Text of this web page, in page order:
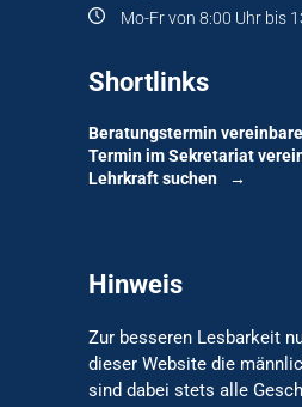
Mo-Fr von 8:00 Uhr bis
Shortlinks
Beratungstermin
Termin im Sekretariat
Lehrkraft suchen
Hinweis
Zur besseren Lesbarkeit
dieser Website die
sind dabei stets alle